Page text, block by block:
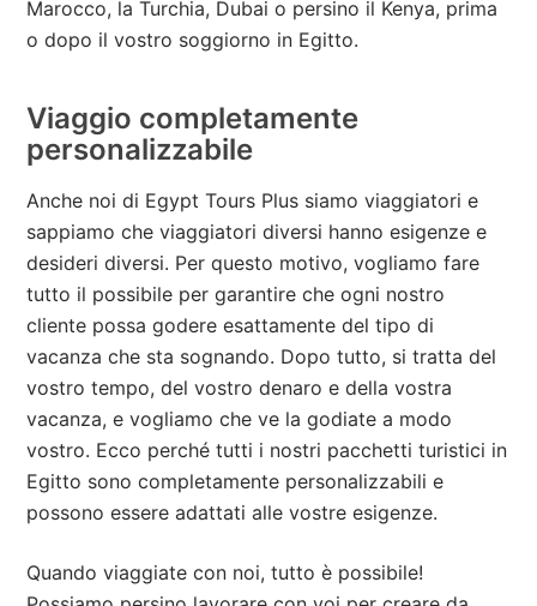
Marocco, la Turchia, Dubai o persino il Kenya, prima
o dopo il vostro soggiorno in Egitto.
Viaggio completamente
personalizzabile
Anche noi di Egypt Tours Plus siamo viaggiatori e
sappiamo che viaggiatori diversi hanno esigenze e
desideri diversi. Per questo motivo, vogliamo fare
tutto il possibile per garantire che ogni nostro
cliente possa godere esattamente del tipo di
vacanza che sta sognando. Dopo tutto, si tratta del
vostro tempo, del vostro denaro e della vostra
vacanza, e vogliamo che ve la godiate a modo
vostro. Ecco perché tutti i nostri pacchetti turistici in
Egitto sono completamente personalizzabili e
possono essere adattati alle vostre esigenze.
Quando viaggiate con noi, tutto è possibile!